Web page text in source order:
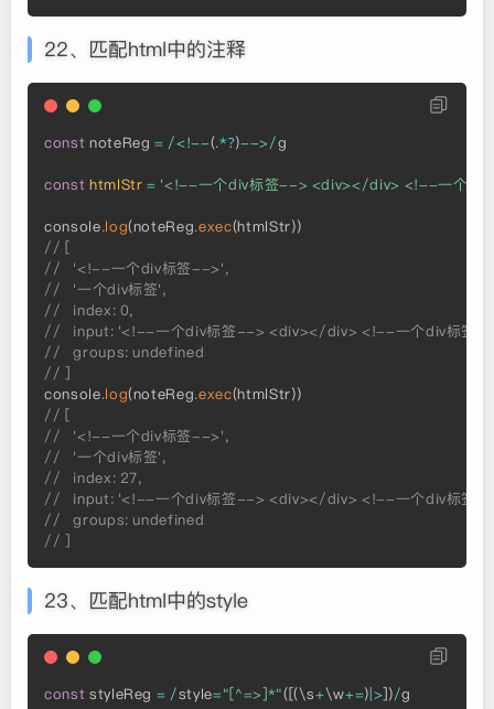
22、匹配html中的注释
const noteReg = /<!--(.*?)-->/g
const htmlStr = '<!--一个div标签--> <div></div> <!--一个
console.log(noteReg.exec(htmlStr))
// [
//   '<!--一个div标签-->',
//   '一个div标签',
//   index: 0,
//   input: '<!--一个div标签--> <div></div> <!--一个div标签
//   groups: undefined
// ]
console.log(noteReg.exec(htmlStr))
// [
//   '<!--一个div标签-->',
//   '一个div标签',
//   index: 27,
//   input: '<!--一个div标签--> <div></div> <!--一个div标签
//   groups: undefined
// ]
23、匹配html中的style
const styleReg = /style="[^=>]*"([(\s+\w+=)|>])/g